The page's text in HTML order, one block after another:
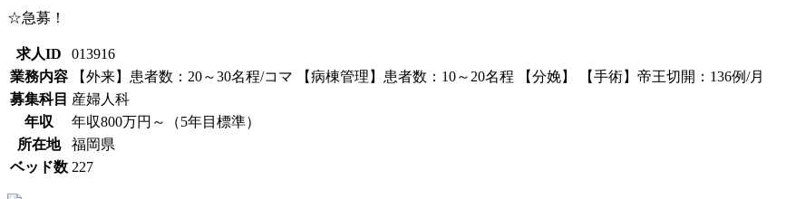
☆急募！
求人ID
013916
業務内容
【外来】患者数：20～30名程/コマ 【病棟管理】患者数：10～20名程 【分娩】 【手術】帝王切開：136例/月
募集科目 産婦人科
年収
年収800万円～（5年目標準）
所在地
福岡県
ベッド数 227